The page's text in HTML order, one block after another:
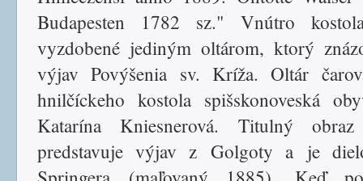
Budapesten 1782 sz." Vnútro
vyzdobené jediným oltárom, ktorý
výjav Povýšenia sv. Kríža. Oltár
hnilčíckeho kostola spišskonoveská
Katarína Kniesnerová. Titulný
predstavuje výjav z Golgoty a je